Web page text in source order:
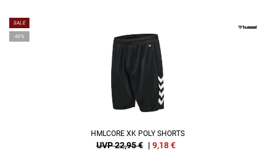
SALE
-60%
HMLCORE XK POLY SHORTS
UVP 22,95 € | 9,18€